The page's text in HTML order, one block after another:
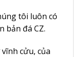
tôi luôn có
bản đá CZ.
cửu, của